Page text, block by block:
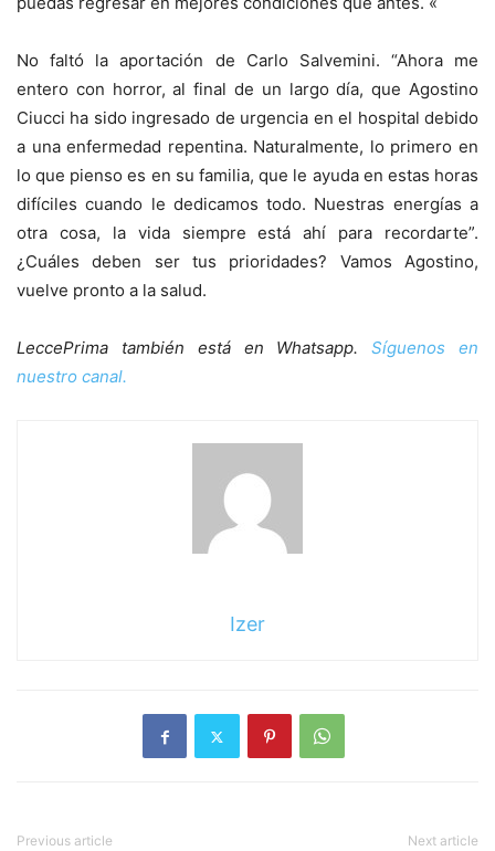
No faltó la aportación de Carlo Salvemini. “Ahora me
entero con horror, al final de un largo día, que Agostino
Ciucci ha sido ingresado de urgencia en el hospital debido
a una enfermedad repentina. Naturalmente, lo primero en
lo que pienso es en su familia, que le ayuda en estas horas
difíciles cuando le dedicamos todo. Nuestras energías a
otra cosa, la vida siempre está ahí para recordarte”.
¿Cuáles deben ser tus prioridades? Vamos Agostino,
vuelve pronto a la salud.
LeccePrima también está en Whatsapp.Síguenos en
nuestro canal.
Izer
Previous article Next article